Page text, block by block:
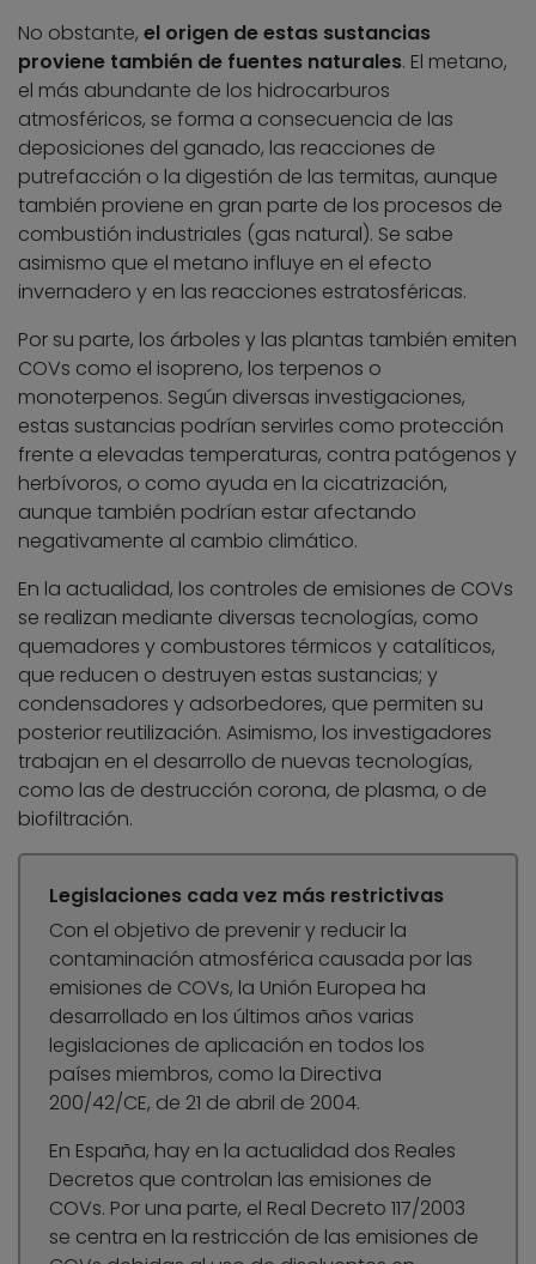
No obstante, el origen de estas sustancias
proviene también de fuentes naturales. El metano,
el más abundante de los hidrocarburos
atmosféricos, se forma a consecuencia de las
deposiciones del ganado, las reacciones de
putrefacción o la digestión de las termitas, aunque
también proviene en gran parte de los procesos de
combustión industriales (gas natural). Se sabe
asimismo que el metano influye en el efecto
invernadero y en las reacciones estratosféricas.
Por su parte, los árboles y las plantas también emiten
COVs como el isopreno, los terpenos o
monoterpenos. Según diversas investigaciones,
estas sustancias podrían servirles como protección
frente a elevadas temperaturas, contra patógenos y
herbívoros, o como ayuda en la cicatrización,
aunque también podrían estar afectando
negativamente al cambio climático.
En la actualidad, los controles de emisiones de COVs
se realizan mediante diversas tecnologías, como
quemadores y combustores térmicos y catalíticos,
que reducen o destruyen estas sustancias; y
condensadores y adsorbedores, que permiten su
posterior reutilización. Asimismo, los investigadores
trabajan en el desarrollo de nuevas tecnologías,
como las de destrucción corona, de plasma, o de
biofiltración.
Legislaciones cada vez más restrictivas
Con el objetivo de prevenir y reducir la
contaminación atmosférica causada por las
emisiones de COVs, la Unión Europea ha
desarrollado en los últimos años varias
legislaciones de aplicación en todos los
países miembros, como la Directiva
200/42/CE, de 21 de abril de 2004.
En España, hay en la actualidad dos Reales
Decretos que controlan las emisiones de
COVs. Por una parte, el Real Decreto 117/2003
se centra en la restricción de las emisiones de